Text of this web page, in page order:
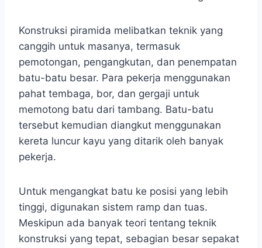
Konstruksi piramida melibatkan teknik yang
canggih untuk masanya, termasuk
pemotongan, pengangkutan, dan penempatan
batu-batu besar. Para pekerja menggunakan
pahat tembaga, bor, dan gergaji untuk
memotong batu dari tambang. Batu-batu
tersebut kemudian diangkut menggunakan
kereta luncur kayu yang ditarik oleh banyak
pekerja.
Untuk mengangkat batu ke posisi yang lebih
tinggi, digunakan sistem ramp dan tuas.
Meskipun ada banyak teori tentang teknik
konstruksi yang tepat, sebagian besar sepakat